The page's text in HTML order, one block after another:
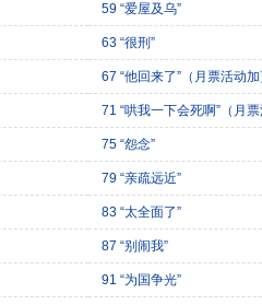
59 “爱屋及乌”
63 “很刑”
67 “他回来了”（月票活动加
71 “哄我一下会死啊”（月票
75 “怨念”
79 “亲疏远近”
83 “太全面了”
87 “别闹我”
91 “为国争光”